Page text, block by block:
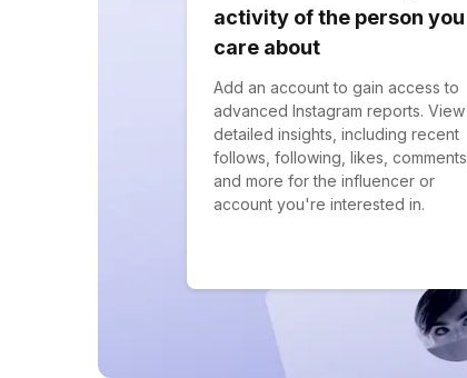
activity of the person you
care about
Add an account to gain access to
advanced Instagram reports. View
detailed insights, including recent
follows, following, likes, comments,
and more for the influencer or
account you're interested in.